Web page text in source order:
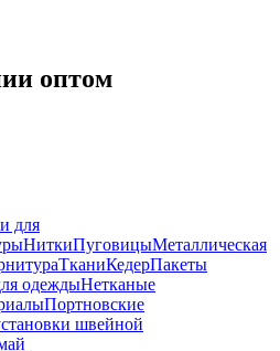
оптом
для
НиткиПуговицыМеталлическая
ТканиКедерПакеты
одеждыНетканые
Портновские
швейной